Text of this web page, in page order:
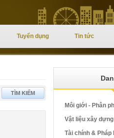
Tuyển dụng Tin tức
TÌM KIẾM
Môi giới - Phân
Vật liệu xây dựng
Tài chính & Pháp